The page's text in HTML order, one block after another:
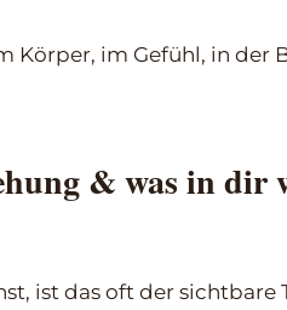
Körper, im Gefühl, in der
& was in
ist das oft der sichtbare